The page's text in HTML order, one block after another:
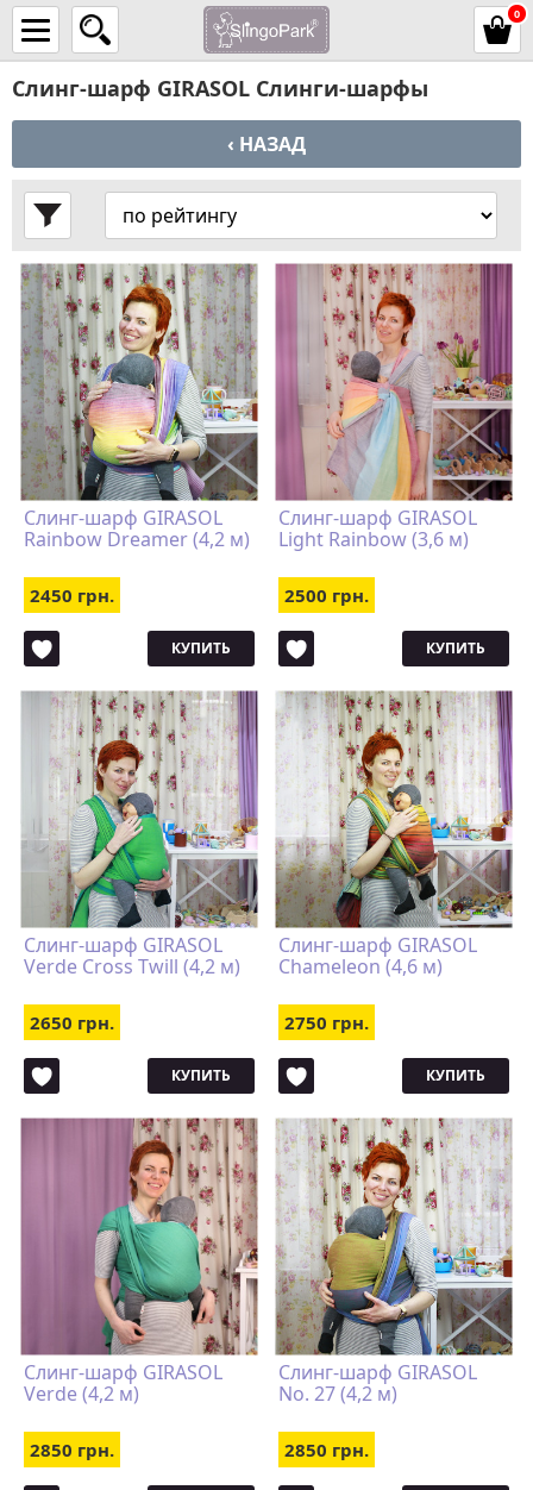
0
Слинг-шарф GIRASOL Слинги-шарфы
‹ НАЗАД
Слинг-шарф GIRASOL
Rainbow Dreamer (4,2 м)
2450 грн.
КУПИТЬ
Слинг-шарф GIRASOL
Light Rainbow (3,6 м)
2500 грн.
КУПИТЬ
Слинг-шарф GIRASOL
Verde Cross Twill (4,2 м)
2650 грн.
КУПИТЬ
Слинг-шарф GIRASOL
Chameleon (4,6 м)
2750 грн.
КУПИТЬ
Слинг-шарф GIRASOL
Verde (4,2 м)
2850 грн.
Слинг-шарф GIRASOL
No. 27 (4,2 м)
2850 грн.